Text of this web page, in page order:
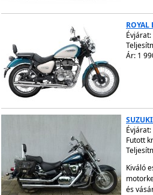
ROYAL
Évjárat:
Ár: 1
Évjárat:
Futott
Kiváló
és